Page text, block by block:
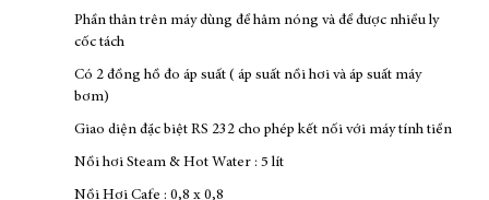
Phần thân trên máy dùng để hâm nóng và để được nhiều ly
cốc tách
Có 2 đồng hồ đo áp suất ( áp suất nồi hơi và áp suất máy
bơm)
Giao diện đặc biệt RS 232 cho phép kết nối với máy tính tiền
Nồi hơi Steam & Hot Water : 5 lít
Nồi Hơi Cafe : 0,8 x 0,8